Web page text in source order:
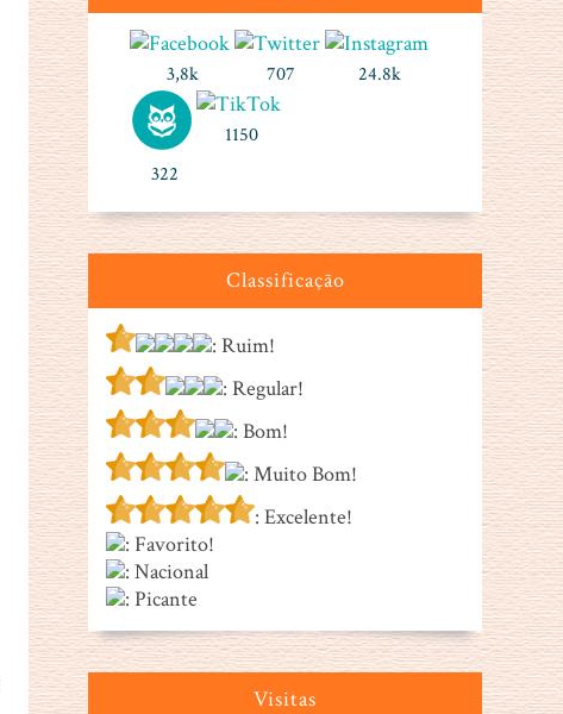
3,8k 707 24.8k
322
1150
Classificação
: Ruim!
: Regular!
: Bom!
: Muito Bom!
: Excelente!
: Favorito!
: Nacional
: Picante
Visitas